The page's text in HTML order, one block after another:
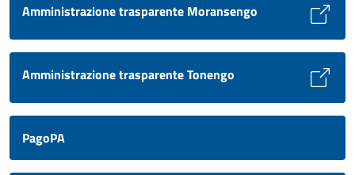
Amministrazione trasparente Moransengo
Amministrazione trasparente Tonengo
PagoPA